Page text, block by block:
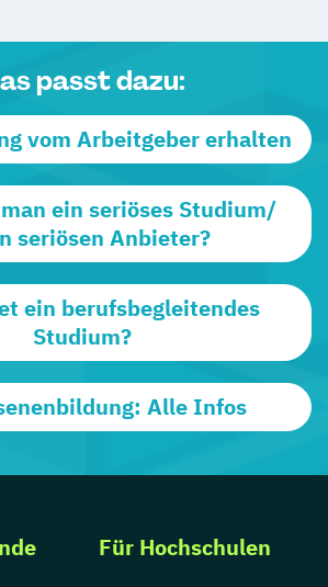
passt dazu:
vom Arbeitgeber erhalten
ein seriöses Studium/
seriösen Anbieter?
ein berufsbegleitendes
Studium?
Alle Infos
Für Hochschulen